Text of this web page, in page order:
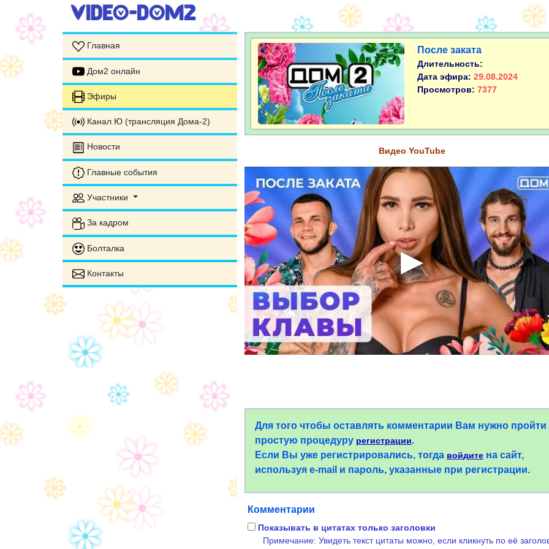
Главная
Дом2 онлайн
Эфиры
Канал Ю (трансляция Дома-2)
Новости
Главные события
Участники
За кадром
Болталка
Контакты
После заката
Длительность:
Дата эфира: 29.08.2024
Просмотров: 7377
Видео YouTube
Для того чтобы оставлять комментарии Вам нужно пройти
простую процедуру регистрации.
Если Вы уже регистрировались, тогда войдите на сайт,
используя e-mail и пароль, указанные при регистрации.
Комментарии
Показывать в цитатах только заголовки
Примечание: Увидеть текст цитаты можно, если кликнуть по её